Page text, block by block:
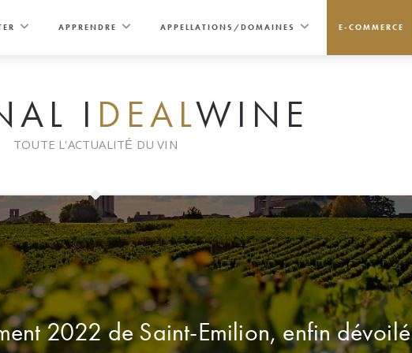
APPRENDRE APPELLATIONS/DOMAINES E-COMMERCE
I DEALWINE
TOUTE L'ACTUALITÉ DU VIN
2022 de Saint-Emilion, enfin dévoilé